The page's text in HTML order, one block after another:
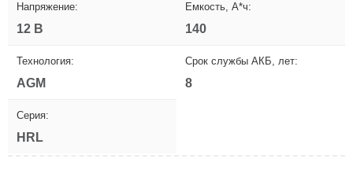
Напряжение:
12 В
Емкость, А*ч:
140
Технология:
AGM
Срок службы АКБ, лет:
8
Серия:
HRL